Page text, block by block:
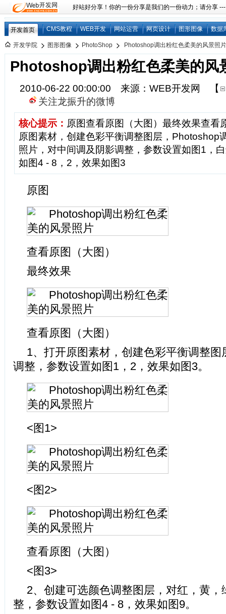
好站好分享！你的一份分享是我们的一份动力；请分享
开发首页 CMS教程 WEB开发 网站运营 网页设计 图形图像 数据
开发学院 图形图像 PhotoShop Photoshop调出粉红色柔美的风景照片
Photoshop调出粉红色柔美的风
2010-06-22 00:00:00 来源：WEB开发网
【
关注龙振升的微博
核心提示： 原图查看原图（大图）最终效果查看
原图素材，创建色彩平衡调整图层，Photoshop
照片，对中间调及阴影调整，参数设置如图1，
如图4 - 8，2，效果如图3
原图
查看原图（大图）
最终效果
查看原图（大图）
1、打开原图素材，创建色彩平衡调整
调整，参数设置如图1，2，效果如图3。
<图1>
<图2>
查看原图（大图）
<图3>
2、创建可选颜色调整图层，对红，黄，
整，参数设置如图4 - 8，效果如图9。